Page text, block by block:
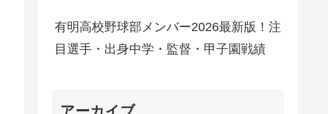
有明高校野球部メンバー2026最新版！注
目選手・出身中学・監督・甲子園戦績
アーカイブ